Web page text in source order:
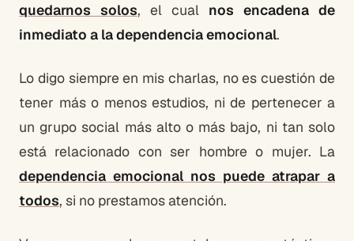
quedarnos solos, el cual nos encadena de
inmediato a la dependencia emocional.
Lo digo siempre en mis charlas, no es cuestión de
tener más o menos estudios, ni de pertenecer a
un grupo social más alto o más bajo, ni tan solo
está relacionado con ser hombre o mujer. La
dependencia emocional nos puede atrapar a
todos, si no prestamos atención.